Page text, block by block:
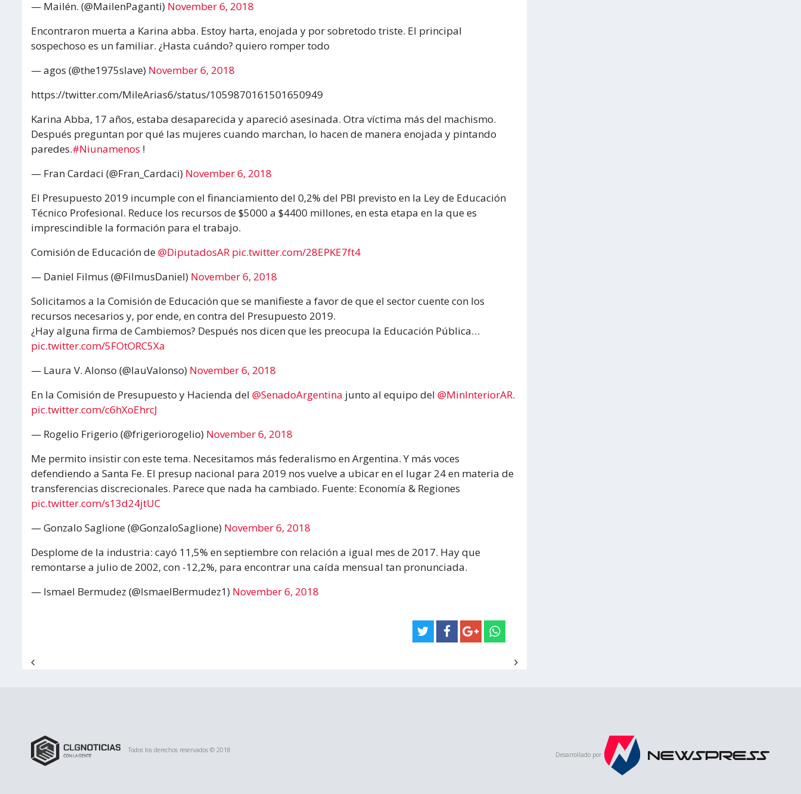
— Mailén. (@MailenPaganti) November 6, 2018
Encontraron muerta a Karina abba. Estoy harta, enojada y por sobretodo triste. El principal
sospechoso es un familiar. ¿Hasta cuándo? quiero romper todo
— agos (@the1975slave) November 6, 2018
https://twitter.com/MileArias6/status/1059870161501650949
Karina Abba, 17 años, estaba desaparecida y apareció asesinada. Otra víctima más del machismo.
Después preguntan por qué las mujeres cuando marchan, lo hacen de manera enojada y pintando
paredes.#Niunamenos !
— Fran Cardaci (@Fran_Cardaci) November 6, 2018
El Presupuesto 2019 incumple con el financiamiento del 0,2% del PBI previsto en la Ley de Educación
Técnico Profesional. Reduce los recursos de $5000 a $4400 millones, en esta etapa en la que es
imprescindible la formación para el trabajo.
Comisión de Educación de@DiputadosAR pic.twitter.com/28EPKE7ft4
— Daniel Filmus (@FilmusDaniel) November 6, 2018
Solicitamos a la Comisión de Educación que se manifieste a favor de que el sector cuente con los
recursos necesarios y, por ende, en contra del Presupuesto 2019.
¿Hay alguna firma de Cambiemos? Después nos dicen que les preocupa la Educación Pública…
pic.twitter.com/5FOtORC5Xa
— Laura V. Alonso (@lauValonso) November 6, 2018
En la Comisión de Presupuesto y Hacienda del @SenadoArgentina junto al equipo del @MinInteriorAR.
pic.twitter.com/c6hXoEhrcJ
— Rogelio Frigerio (@frigeriorogelio) November 6, 2018
Me permito insistir con este tema. Necesitamos más federalismo en Argentina. Y más voces
defendiendo a Santa Fe. El presup nacional para 2019 nos vuelve a ubicar en el lugar 24 en materia de
transferencias discrecionales. Parece que nada ha cambiado. Fuente: Economía & Regiones
pic.twitter.com/s13d24jtUC
— Gonzalo Saglione (@GonzaloSaglione) November 6, 2018
Desplome de la industria: cayó 11,5% en septiembre con relación a igual mes de 2017. Hay que
remontarse a julio de 2002, con -12,2%, para encontrar una caída mensual tan pronunciada.
— Ismael Bermudez (@IsmaelBermudez1) November 6, 2018
Todos los derechos reservados © 2018
Desarrollado por